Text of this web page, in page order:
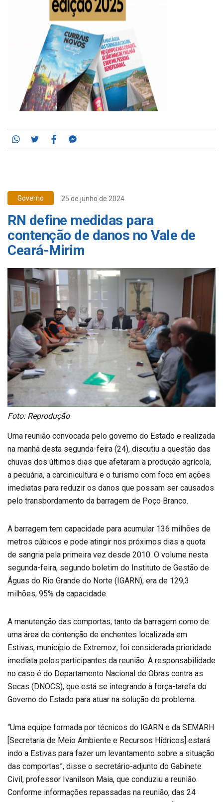
Whatsapp
TwitterFacebook
Governo 25 de junho de 2024
RN define medidas para
contenção de danos no Vale de
Ceará-Mirim
Foto: Reprodução
Uma reunião convocada pelo governo do Estado e realizada
na manhã desta segunda-feira (24), discutiu a questão das
chuvas dos últimos dias que afetaram a produção agrícola,
a pecuária, a carcinicultura e o turismo com foco em ações
imediatas para reduzir os danos que possam ser causados
pelo transbordamento da barragem de Poço Branco.
A barragem tem capacidade para acumular 136 milhões de
metros cúbicos e pode atingir nos próximos dias a quota
de sangria pela primeira vez desde 2010. O volume nesta
segunda-feira, segundo boletim do Instituto de Gestão de
Águas do Rio Grande do Norte (IGARN), era de 129,3
milhões, 95% da capacidade.
A manutenção das comportas, tanto da barragem como de
uma área de contenção de enchentes localizada em
Estivas, município de Extremoz, foi considerada prioridade
imediata pelos participantes da reunião. A responsabilidade
no caso é do Departamento Nacional de Obras contra as
Secas (DNOCS), que está se integrando à força-tarefa do
Governo do Estado para atuar na solução do problema.
“Uma equipe formada por técnicos do IGARN e da SEMARH
[Secretaria de Meio Ambiente e Recursos Hídricos] estará
indo a Estivas para fazer um levantamento sobre a situação
das comportas”, disse o secretário-adjunto do Gabinete
Civil, professor Ivanilson Maia, que conduziu a reunião.
Conforme informações repassadas na reunião, das 24